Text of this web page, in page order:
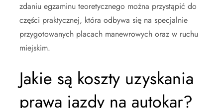
zdaniu egzaminu teoretycznego można przystąpić do
części praktycznej, która odbywa się na specjalnie
przygotowanych placach manewrowych oraz w ruchu
miejskim.
Jakie są koszty uzyskania
prawa jazdy na autokar?